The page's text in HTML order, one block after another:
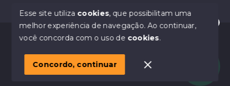
© Copyright 2026 - Gabriela Sbabo Imoveis - Creci
SITE PARA IMOBILIARIA
Olá! Estamos disponíveis para te ajudar.
Esse site utiliza cookies, que possibilitam uma
melhor experiência de navegação.Ao continuar,
você concorda com o uso de cookies.
Concordo, continuar